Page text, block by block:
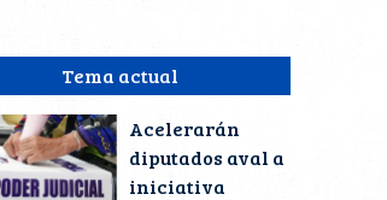
Tema actual
Acelerarán
diputados aval a
iniciativa